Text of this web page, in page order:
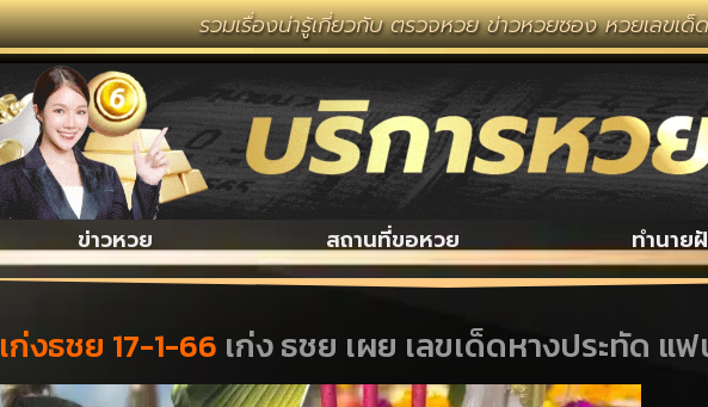
รวมเรื่องน่ารู้เกี่ยวกับ ตรวจหวย ข่าวหวยซอง หวยเลขเด็ด งวดนี้ หวยล
ข่าวหวย สถานที่ขอหวย ทำนาย
ก่งธชย 17-1-66 เก่ง ธชย เผย เลขเด็ดหางประทัด แ